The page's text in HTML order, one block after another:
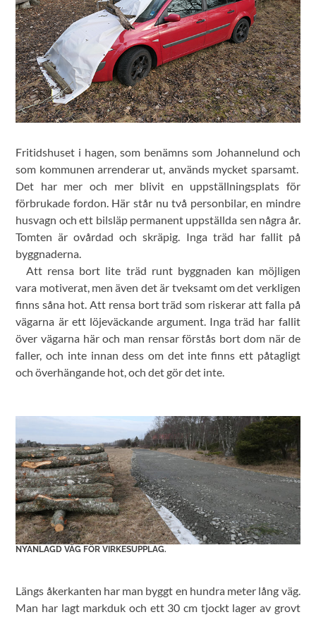
Fritidshuset i hagen, som benämns som Johannelund och
som kommunen arrenderar ut, används mycket sparsamt.
Det har mer och mer blivit en uppställningsplats för
förbrukade fordon. Här står nu två personbilar, en mindre
husvagn och ett bilsläp permanent uppställda sen några år.
Tomten är ovårdad och skräpig. Inga träd har fallit på
byggnaderna.
Att rensa bort lite träd runt byggnaden kan möjligen
vara motiverat, men även det är tveksamt om det verkligen
finns såna hot. Att rensa bort träd som riskerar att falla på
vägarna är ett löjeväckande argument. Inga träd har fallit
över vägarna här och man rensar förstås bort dom när de
faller, och inte innan dess om det inte finns ett påtagligt
och överhängande hot, och det gör det inte.
NYANLAGD VÄG FÖR VIRKESUPPLAG.
Längs åkerkanten har man byggt en hundra meter lång väg.
Man har lagt markduk och ett 30 cm tjockt lager av grovt